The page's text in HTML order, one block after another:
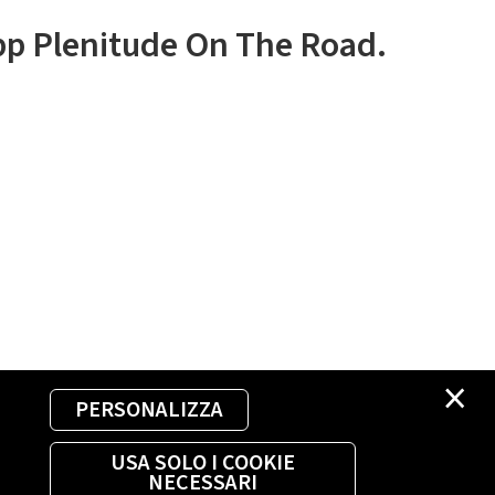
×
PERSONALIZZA
USA SOLO I COOKIE
NECESSARI
Plenitude On The Road.